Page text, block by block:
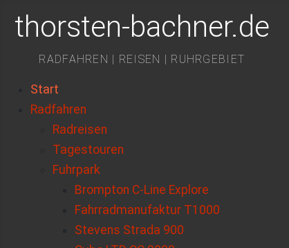
thorsten-bachner.de
RADFAHREN | REISEN | RUHRGEBIET
Start
Radfahren
Radreisen
Tagestouren
Fuhrpark
Brompton C-Line Explore
Fahrradmanufaktur T1000
Stevens Strada 900